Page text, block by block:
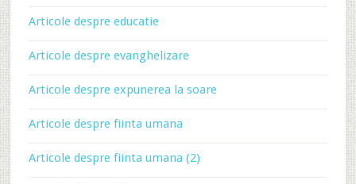
Articole despre educatie
Articole despre evanghelizare
Articole despre expunerea la soare
Articole despre fiinta umana
Articole despre fiinta umana (2)